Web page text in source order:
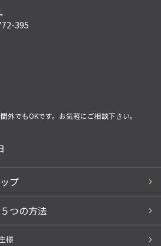
395
でもOKです。お気軽にご相談下さい。
プ
つの方法
様